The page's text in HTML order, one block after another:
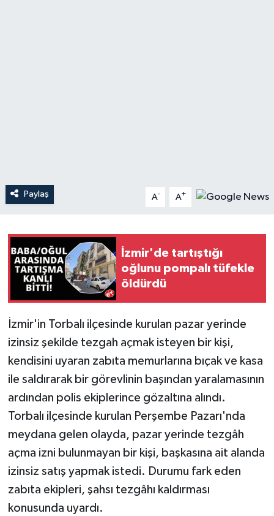
Paylaş A- A+
İzmir'de tartıştığı
oğlunu pompalı tüfekle
öldürdü
İzmir'in Torbalı ilçesinde kurulan pazar yerinde
izinsiz şekilde tezgah açmak isteyen bir kişi,
kendisini uyaran zabıta memurlarına bıçak ve kasa
ile saldırarak bir görevlinin başından yaralamasının
ardından polis ekiplerince gözaltına alındı.
Torbalı ilçesinde kurulan Perşembe Pazarı'nda
meydana gelen olayda, pazar yerinde tezgâh
açma izni bulunmayan bir kişi, başkasına ait alanda
izinsiz satış yapmak istedi. Durumu fark eden
zabıta ekipleri, şahsı tezgâhı kaldırması
konusunda uyardı.